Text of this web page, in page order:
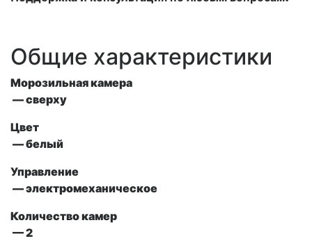
Общие характеристики
Морозильная камера
— сверху
Цвет
— белый
Управление
— электромеханическое
Количество камер
— 2